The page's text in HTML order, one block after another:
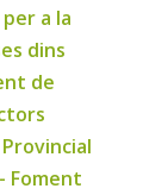
a la
dins
de
Foment